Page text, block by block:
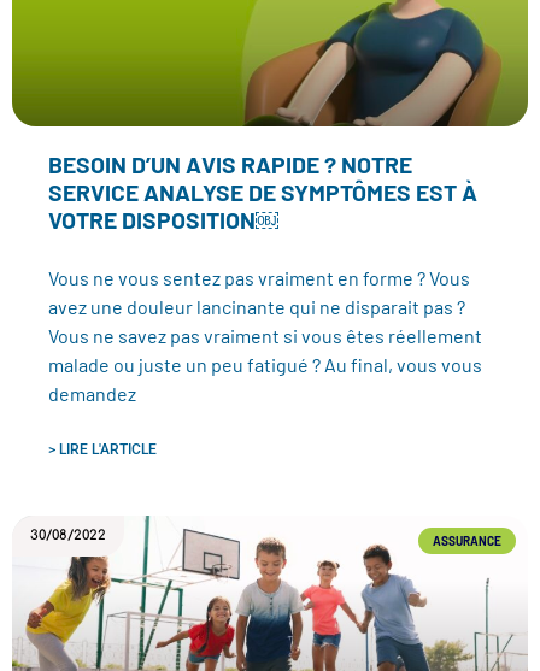
BESOIN D’UN AVIS RAPIDE ? NOTRE
SERVICE ANALYSE DE SYMPTÔMES EST À
VOTRE DISPOSITION￼
Vous ne vous sentez pas vraiment en forme ? Vous
avez une douleur lancinante qui ne disparait pas ?
Vous ne savez pas vraiment si vous êtes réellement
malade ou juste un peu fatigué ? Au final, vous vous
demandez
> LIRE L'ARTICLE
ASSURANCE
30/08/2022